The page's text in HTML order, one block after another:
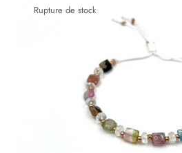
Rupture de stock